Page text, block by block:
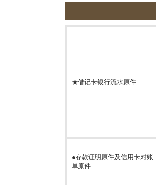
★借记卡银行流水原件
●存款证明原件及信用卡对账
单原件